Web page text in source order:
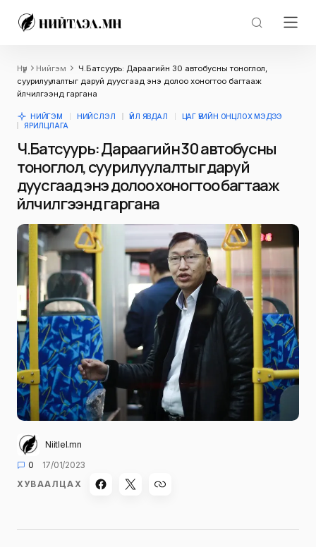
Нүүр Нийгэм
Ч.Батсуурь: Дараагийн 30 автобусны тоноглол,
суурилуулалтыг даруй дуусгаад энэ долоо хоногтоо багтааж
үйлчилгээнд гаргана
НИЙГЭМ НИЙСЛЭЛ ҮЙЛ ЯВДАЛ
ЦАГ ҮЕИЙН ОНЦЛОХ МЭДЭЭ
ЯРИЛЦЛАГА
Ч.Батсуурь: Дараагийн 30 автобусны
тоноглол, суурилуулалтыг даруй
дуусгаад энэ долоо хоногтоо багтааж
үйлчилгээнд гаргана
Niitlel.mn
0
17/01/2023
ХУВААЛЦАХ